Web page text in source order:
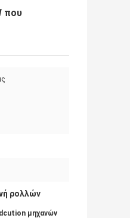
που
ρολλών
μηχανών